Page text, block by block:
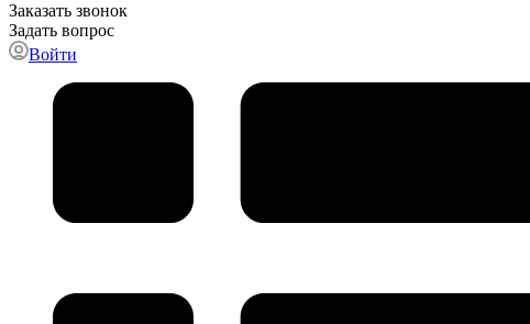
Заказать звонок
Задать вопрос
Войти